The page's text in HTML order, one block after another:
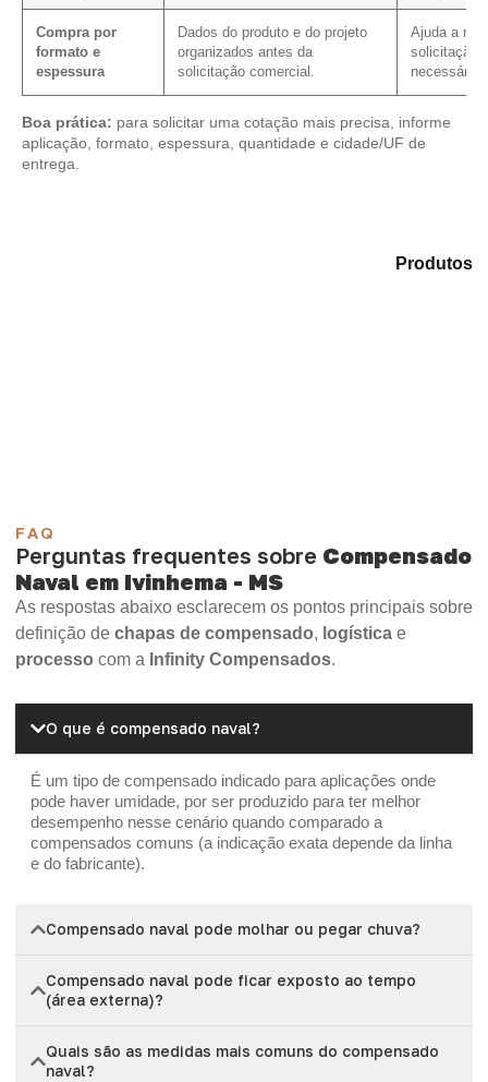
Compra por
formato e
espessura
Dados do produto e do projeto
organizados antes da
solicitação comercial.
Ajuda a
solicitação,
necessário.
Boa prática: para solicitar uma cotação mais precisa, informe
aplicação, formato, espessura, quantidade e cidade/UF de
entrega.
Produtos
FAQ
Perguntas frequentes sobre Compensado
Naval em Ivinhema - MS
As respostas abaixo esclarecem os pontos principais sobre
definição de chapas de compensado, logística e
processo com a Infinity Compensados.
O que é compensado naval?
É um tipo de compensado indicado para aplicações onde
pode haver umidade, por ser produzido para ter melhor
desempenho nesse cenário quando comparado a
compensados comuns (a indicação exata depende da linha
e do fabricante).
Compensado naval pode molhar ou pegar chuva?
Compensado naval pode ficar exposto ao tempo
(área externa)?
Quais são as medidas mais comuns do compensado
naval?